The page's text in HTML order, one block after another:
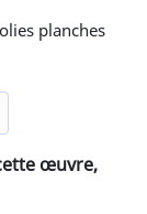
œuvre,